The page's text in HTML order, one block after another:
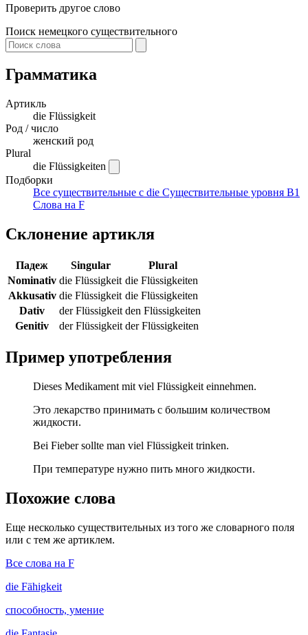
Проверить другое слово
Поиск немецкого существительного
Грамматика
Артикль
die Flüssigkeit
Род / число
женский род
Plural
die Flüssigkeiten
Подборки
Все существительные с die Существительные уровня B1
Слова на F
Склонение артикля
Падеж Singular
Plural
Nominativ die Flüssigkeit die Flüssigkeiten
Akkusativ die Flüssigkeit die Flüssigkeiten
Dativ
der Flüssigkeit den Flüssigkeiten
Genitiv
der Flüssigkeit der Flüssigkeiten
Пример употребления
Dieses Medikament mit viel Flüssigkeit einnehmen.
Это лекарство принимать с большим количеством
жидкости.
Bei Fieber sollte man viel Flüssigkeit trinken.
При температуре нужно пить много жидкости.
Похожие слова
Еще несколько существительных из того же словарного поля
или с тем же артиклем.
Все слова на F
die Fähigkeit
способность, умение